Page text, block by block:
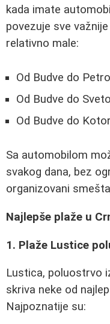
kada imate
povezuje sve
relativno male:
Od Budve do
Od Budve do
Od Budve do
Sa automobilom
svakog dana, bez
organizovani
Najlepše plaže u
1. Plaže Lustice
Lustica, poluostrvo
skriva neke od
Najpoznatije su: